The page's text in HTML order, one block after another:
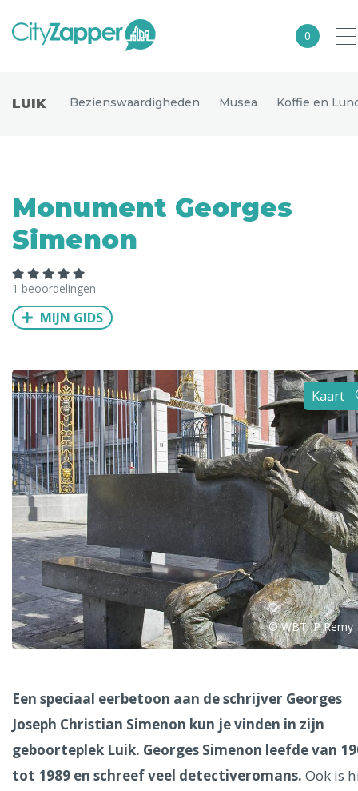
0
Europa
Noord-Amerika
Azië
Andere wereldsteden
Alle steden
Phoenix
Dresden
Ålesund
Parijs Tokio Amsterdam Barcelona Dubai
Milaan
LUIK Bezienswaardigheden Musea Koffie en
Monument Georges
Simenon
1 beoordelingen
MIJN GIDS
Kaart
© WBT JP Remy
Een speciaal eerbetoon aan de schrijver Georges
Joseph Christian Simenon kun je vinden in zijn
geboorteplek Luik. Georges Simenon leefde van
tot 1989 en schreef veel detectiveromans. Ook is